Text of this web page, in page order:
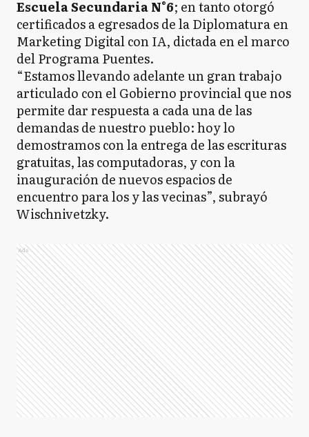
Escuela Secundaria N°6; en tanto otorgó
certificados a egresados de la Diplomatura en
Marketing Digital con IA, dictada en el marco
del Programa Puentes.
“Estamos llevando adelante un gran trabajo
articulado con el Gobierno provincial que nos
permite dar respuesta a cada una de las
demandas de nuestro pueblo: hoy lo
demostramos con la entrega de las escrituras
gratuitas, las computadoras, y con la
inauguración de nuevos espacios de
encuentro para los y las vecinas”, subrayó
Wischnivetzky.
Ads